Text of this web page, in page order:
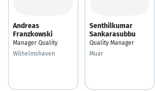
Andreas
Franzkowski
Manager Quality
Wilhelmshaven
Senthilkumar
Sankarasubbu
Quality Manager
Muar